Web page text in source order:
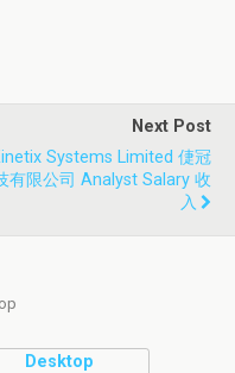
Next Post
Systems Limited 倢冠
有限公司 Analyst Salary 收
入
Desktop